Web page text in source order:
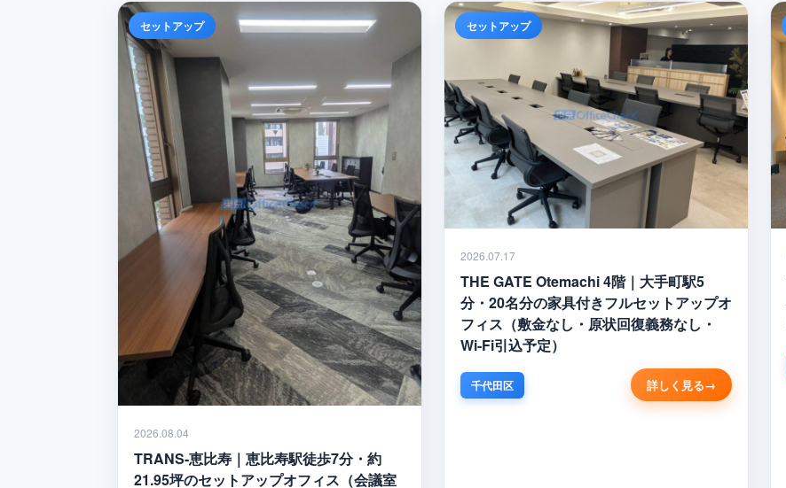
セットアップ
2026.08.04
TRANS-恵比寿｜恵比寿駅徒歩7分・約
21.95坪のセットアップオフィス（会議室
セットアップ
2026.07.17
THE GATE Otemachi 4階｜大手町駅5
分・20名分の家具付きフルセットアップオ
フィス（敷金なし・原状回復義務なし・
Wi-Fi引込予定）
千代田区 詳しく見る